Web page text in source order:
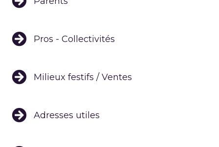
Pros - Collectivités
Milieux festifs / Ventes
Adresses utiles